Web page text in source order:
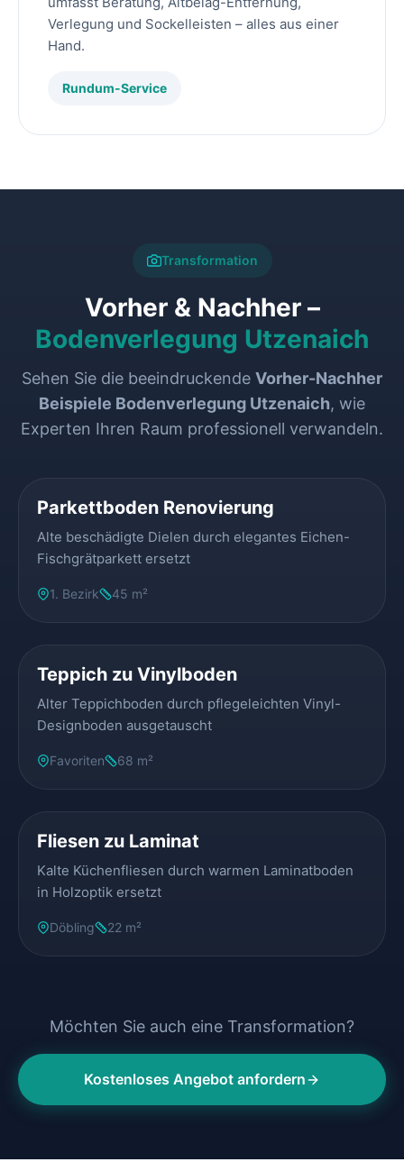
Verlegung und Sockelleisten – alles aus einer
Hand.
Rundum-Service
Transformation
Vorher & Nachher –
Bodenverlegung Utzenaich
Sehen Sie die beeindruckende Vorher-Nachher
Beispiele Bodenverlegung Utzenaich, wie
Experten Ihren Raum professionell verwandeln.
Parkettboden Renovierung
Alte beschädigte Dielen durch elegantes Eichen-
Fischgrätparkett ersetzt
1. Bezirk 45 m²
Teppich zu Vinylboden
Alter Teppichboden durch pflegeleichten Vinyl-
Designboden ausgetauscht
Favoriten 68 m²
Fliesen zu Laminat
Kalte Küchenfliesen durch warmen Laminatboden
in Holzoptik ersetzt
Döbling 22 m²
Möchten Sie auch eine Transformation?
Kostenloses Angebot anfordern